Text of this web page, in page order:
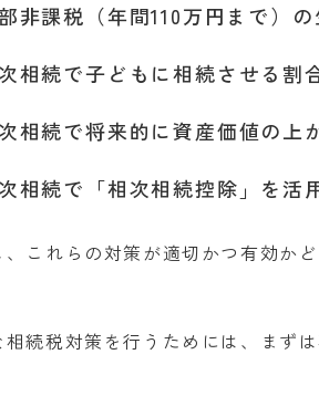
非課税（年間110万円まで）
相続で子どもに相続させる割
相続で将来的に資産価値の上
相続で「相次相続控除」を活
、これらの対策が適切かつ有効か
続税対策を行うためには、まず